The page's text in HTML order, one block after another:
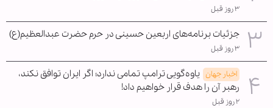
۳ روز قبل
جزئیات برنامه‌های اربعین حسینی در حرم حضرت عبدالعظیم(ع)
۳ روز قبل
اخبار جهان یاوه‌گویی ترامپ تمامی ندارد؛ اگر ایران توافق نکند،
رهبر آن را هدف قرار خواهیم داد!
۲ روز قبل